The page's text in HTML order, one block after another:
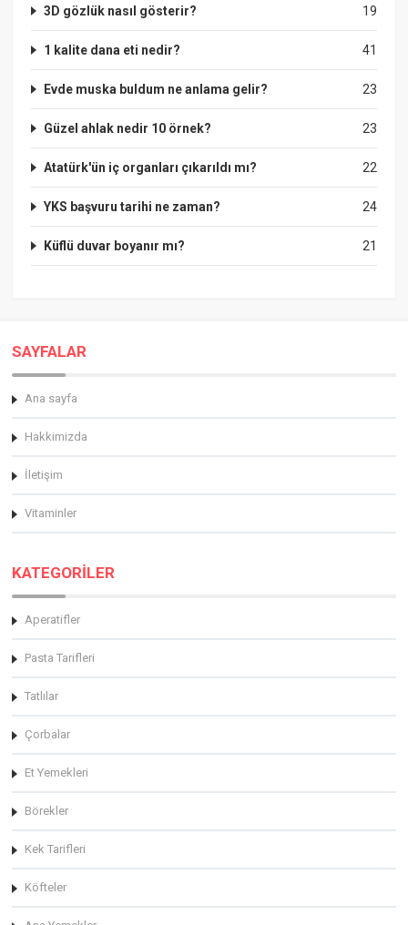
19
3D gözlük nasıl gösterir?
41
1 kalite dana eti nedir?
23
Evde muska buldum ne anlama gelir?
23
Güzel ahlak nedir 10 örnek?
22
Atatürk'ün iç organları çıkarıldı mı?
24
YKS başvuru tarihi ne zaman?
21
Küflü duvar boyanır mı?
SAYFALAR
Ana sayfa
Hakkimizda
İletişim
Vitaminler
KATEGORİLER
Aperatifler
Pasta Tarifleri
Tatlılar
Çorbalar
Et Yemekleri
Börekler
Kek Tarifleri
Köfteler